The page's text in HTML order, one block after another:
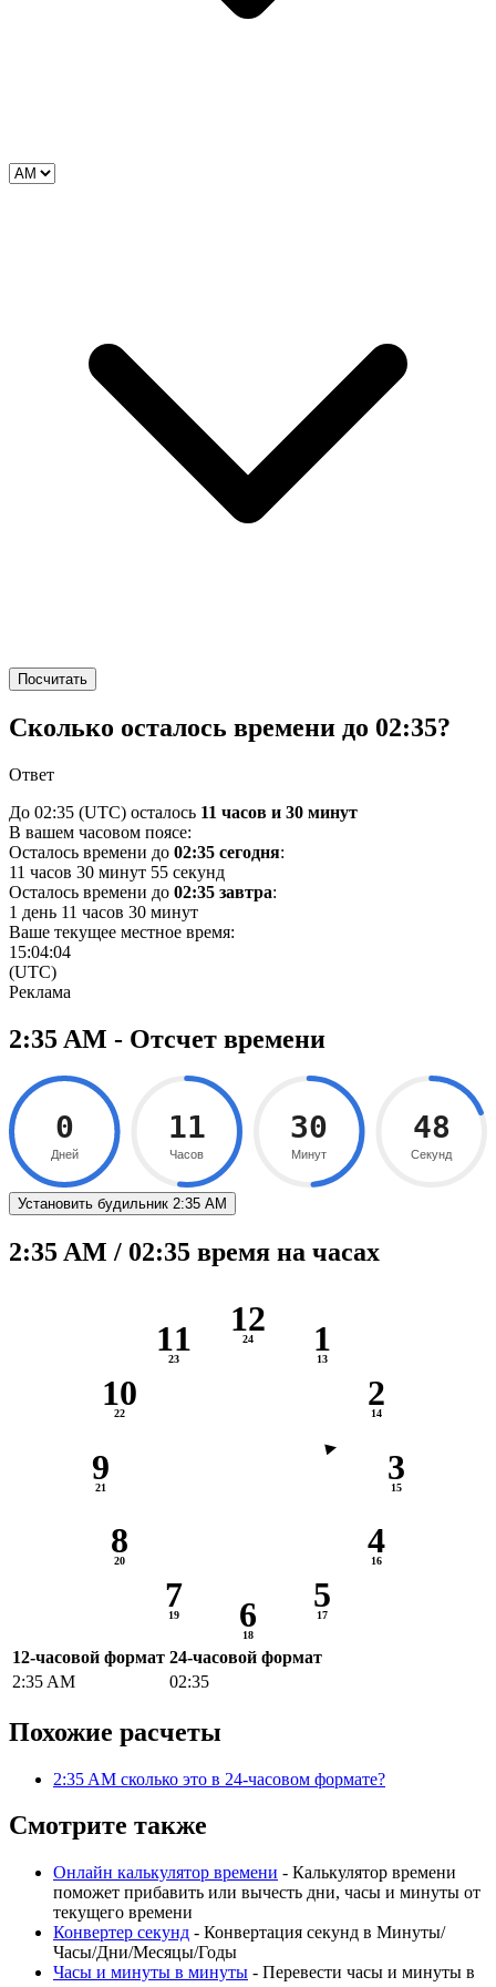
Посчитать
Сколько осталось времени до 02:35?
Ответ
До 02:35 (UTC) осталось 11 часов и 30 минут
В вашем часовом поясе:
Осталось времени до 02:35 сегодня:
11 часов 30 минут 55 секунд
Осталось времени до 02:35 завтра:
1 день 11 часов 30 минут
Ваше текущее местное время:
15:04:04
(UTC)
2:35 AM - Отсчет времени
0
Дней
11
Часов
30
Минут
47
Секунд
Установить будильник 2:35 AM
2:35 AM / 02:35 время на часах
1
2
3
4
5
6
7
8
9
10
11 12
12-часовой формат 24-часовой формат
2:35 AM
02:35
Похожие расчеты
2:35 AM сколько это в 24-часовом формате?
Смотрите также
Онлайн калькулятор времени - Калькулятор времени
поможет прибавить или вычесть дни, часы и минуты от
текущего времени
Конвертер секунд - Конвертация секунд в Минуты/
Часы/Дни/Месяцы/Годы
Часы и минуты в минуты - Перевести часы и минуты в